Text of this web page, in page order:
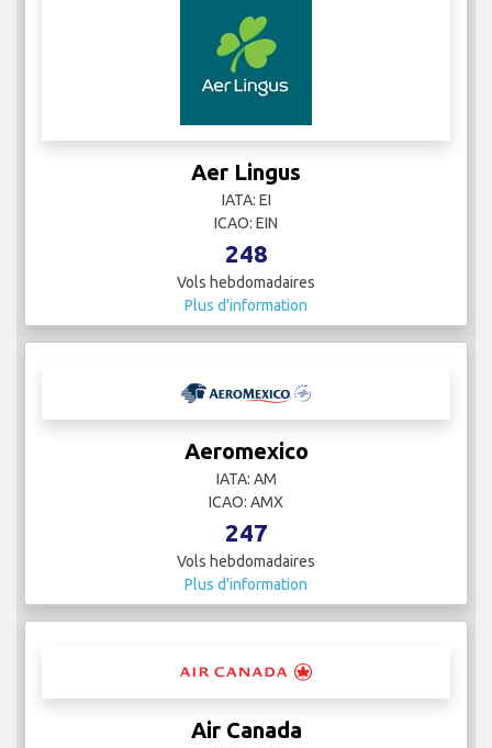
Aer Lingus
IATA: EI
ICAO: EIN
248
Vols hebdomadaires
Plus d'information
Aeromexico
IATA: AM
ICAO: AMX
247
Vols hebdomadaires
Plus d'information
Air Canada